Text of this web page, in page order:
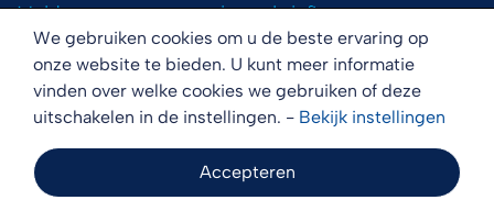
We gebruiken cookies om u de beste ervaring op
onze website te bieden. U kunt meer informatie
vinden over welke cookies we gebruiken of deze
uitschakelen in de instellingen. - Bekijk instellingen
Accepteren
Meld u aan voor onze nieuwsbrief!
Disclaimer Cookies